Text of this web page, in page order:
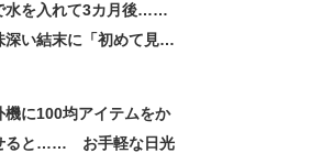
水を入れて3カ月後……
深い結末に「初めて見
機に100均アイテムをか
ると…… お手軽な日光